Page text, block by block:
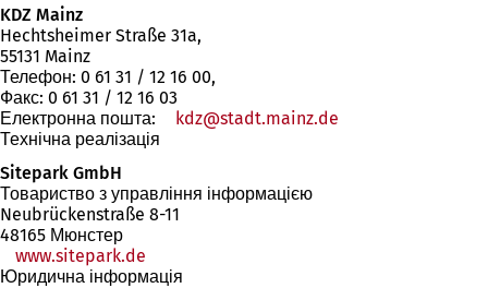
KDZ Mainz
Hechtsheimer Straße 31a,
55131 Mainz
Телефон: 0 61 31 / 12 16 00,
Факс: 0 61 31 / 12 16 03
Електронна пошта:
kdz stadt.mainz de
Технічна реалізація
Sitepark GmbH
Товариство з управління інформацією
Neubrückenstraße 8-11
48165 Мюнстер
www.sitepark.de
Юридична інформація